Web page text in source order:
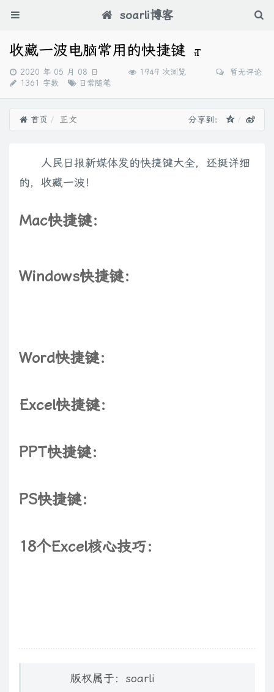
soarli博客
收藏一波电脑常用的快捷键
发
布
2020 年 05 月 08 日 1949 次浏览
暂无评论
1361 字数
分
日常随笔
首页 正文 分享到：
人民日报新媒体发的快捷键大全，还挺详细
的，收藏一波！
Mac快捷键：
Windows快捷键：
Word快捷键：
Excel快捷键：
PPT快捷键：
PS快捷键：
18个Excel核心技巧：
版权属于：soarli